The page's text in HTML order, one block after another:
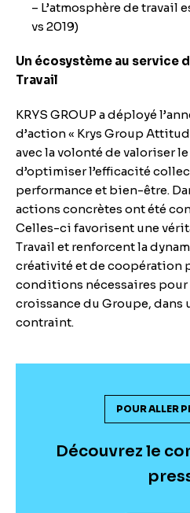
– L’atmosphère de travail
vs 2019)
Un écosystème au service
Travail
KRYS GROUP a déployé
d’action « Krys Group
avec la volonté de valoriser
d’optimiser l’efficacité
performance et bien-être.
actions concrètes ont été
Celles-ci favorisent une
Travail et renforcent la
créativité et de coopération
conditions nécessaires pour
croissance du Groupe, dans
contraint.
POUR ALLER
Découvrez le